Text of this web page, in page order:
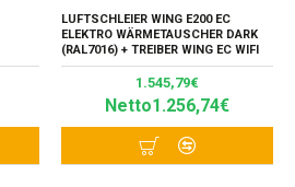
LUFTSCHLEIER WING E200 EC
ELEKTRO WÄRMETAUSCHER DARK
(RAL7016) + TREIBER WING EC WIFI
1.545,79€
Netto1.256,74€